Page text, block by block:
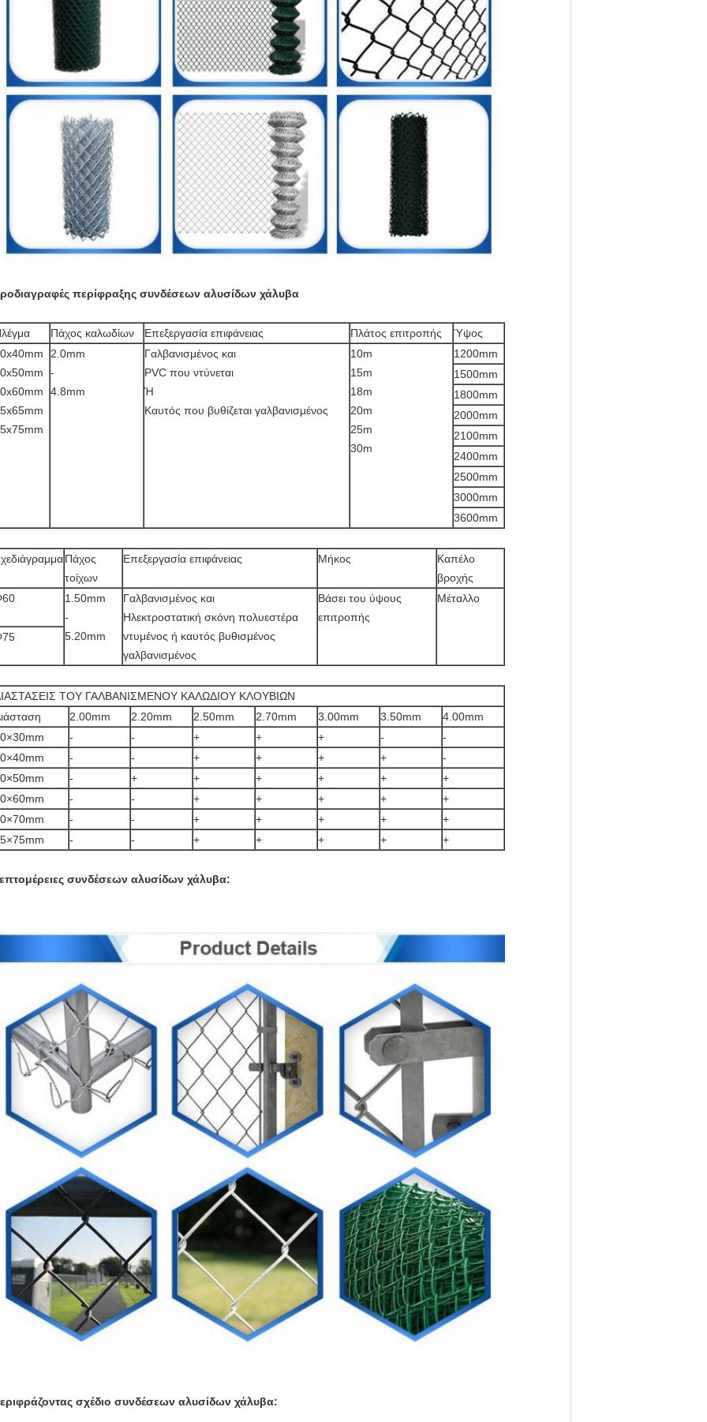
περίφραξης συνδέσεων αλυσίδων χάλυβα
Πάχος καλωδίων Επεξεργασία επιφάνειας Πλάτος επιτροπής
Ύψος
2.0mm
-
4.8mm
Γαλβανισμένος και
PVC που ντύνεται
Ή
Καυτός που βυθίζεται γαλβανισμένος
10m
15m
18m
20m
25m
30m
1200mm
1500mm
1800mm
2000mm
2100mm
2400mm
2500mm
3000mm
3600mm
Πάχος
τοίχων
Επεξεργασία επιφάνειας Μήκος
Καπέλο
βροχής
1.50mm
-
5.20mm
Γαλβανισμένος και
Ηλεκτροστατική σκόνη πολυεστέρα
ντυμένος ή καυτός βυθισμένος
γαλβανισμένος
Βάσει του ύψους
επιτροπής
Μέταλλο
ΤΟΥ ΓΑΛΒΑΝΙΣΜΕΝΟΥ ΚΑΛΩΔΙΟΥ ΚΛΟΥΒΙΩΝ
2.00mm 2.20mm 2.50mm 2.70mm 3.00mm 3.50mm
4.00mm
- - + + + -
-
- - + + + +
-
- + + + + +
+
- - + + + +
+
- - + + + +
+
- - + + + + +
συνδέσεων αλυσίδων χάλυβα:
σχέδιο συνδέσεων αλυσίδων χάλυβα: